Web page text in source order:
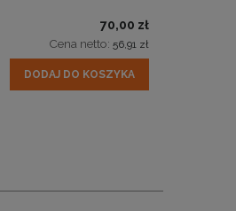
70,00 zł
Cena netto: 56,91 zł
DODAJ DO KOSZYKA